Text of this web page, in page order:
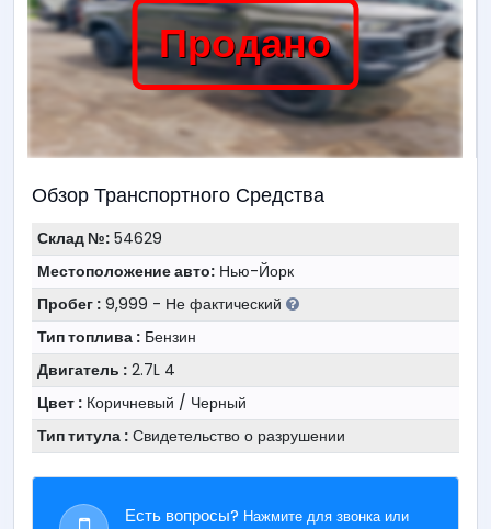
Продано
Обзор Транспортного Средства
Склад №:54629
Местоположение авто:Нью-Йорк
Пробег :9,999 - Не фактический
Тип топлива :Бензин
Двигатель :2.7L 4
Цвет :Коричневый / Черный
Тип титула :Свидетельство о разрушении
Есть вопросы? Нажмите для звонка или